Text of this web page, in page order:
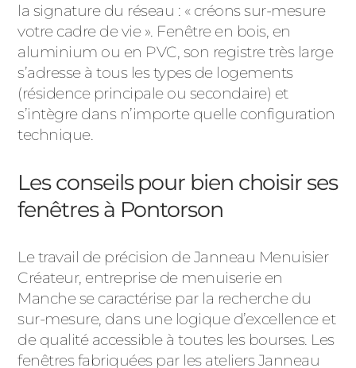
la signature du réseau : « créons sur-mesure
votre cadre de vie ». Fenêtre en bois, en
aluminium ou en PVC, son registre très large
s’adresse à tous les types de logements
(résidence principale ou secondaire) et
s’intègre dans n’importe quelle configuration
technique.
Les conseils pour bien choisir ses
fenêtres à Pontorson
Le travail de précision de Janneau Menuisier
Créateur, entreprise de menuiserie en
Manche se caractérise par la recherche du
sur-mesure, dans une logique d’excellence et
de qualité accessible à toutes les bourses. Les
fenêtres fabriquées par les ateliers Janneau